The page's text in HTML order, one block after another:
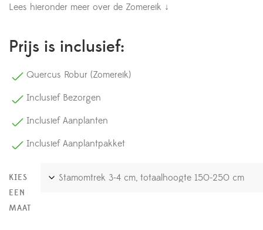
Lees hieronder meer over de Zomereik ↓
Prijs is inclusief:
Quercus Robur (Zomereik)
Inclusief Bezorgen
Inclusief Aanplanten
Inclusief Aanplantpakket
KIES
EEN
MAAT